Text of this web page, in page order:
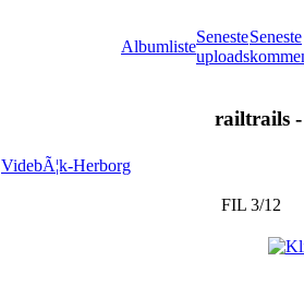
Albumliste
Seneste
uploads
Seneste
railtrails
VidebÃ¦k-Herborg
FIL 3/12